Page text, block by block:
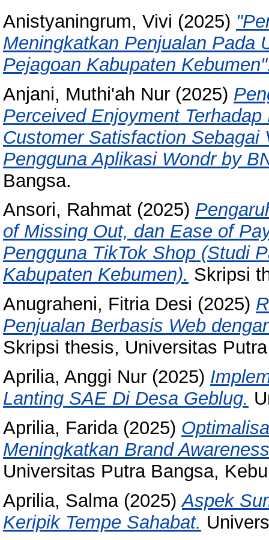
Anistyaningrum, Vivi (2025)
Meningkatkan Penjualan Pada
Pejagoan Kabupaten
Anjani, Muthi'ah Nur (2025)
Perceived Enjoyment
Customer Satisfaction Sebagai
Pengguna Aplikasi Wondr by
Bangsa.
Ansori, Rahmat (2025)
of Missing Out, dan Ease of
Pengguna TikTok Shop (Studi
Kabupaten Kebumen). Skripsi
Anugraheni, Fitria Desi (2025)
Penjualan Berbasis Web
Skripsi thesis, Universitas
Aprilia, Anggi Nur (2025)
Lanting SAE Di Desa Geblug.
Aprilia, Farida(2025)
Meningkatkan Brand
Universitas Putra Bangsa,
Aprilia, Salma(2025)Aspek
Keripik Tempe Sahabat.